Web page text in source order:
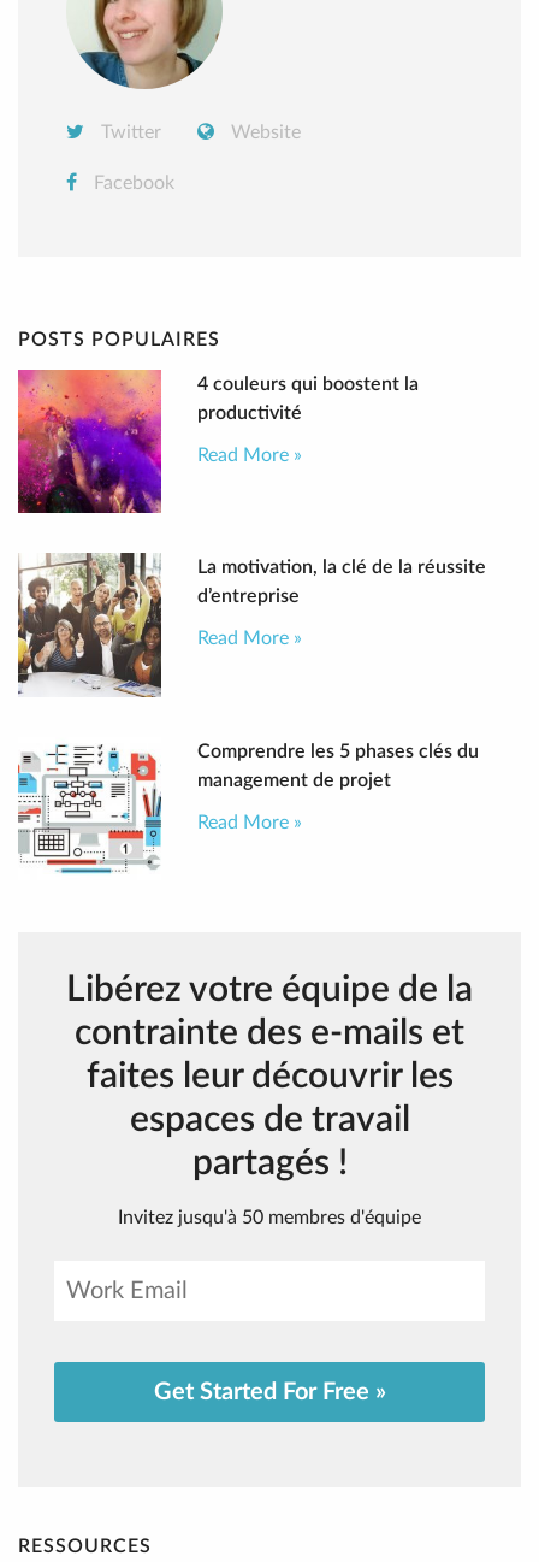
Twitter Website
Facebook
POSTS POPULAIRES
4 couleurs qui boostent la
productivité
Read More »
La motivation, la clé de la réussite
d’entreprise
Read More »
Comprendre les 5 phases clés du
management de projet
Read More »
Libérez votre équipe de la
contrainte des e-mails et
faites leur découvrir les
espaces de travail
partagés !
Invitez jusqu'à 50 membres d'équipe
Get Started For Free »
RESSOURCES